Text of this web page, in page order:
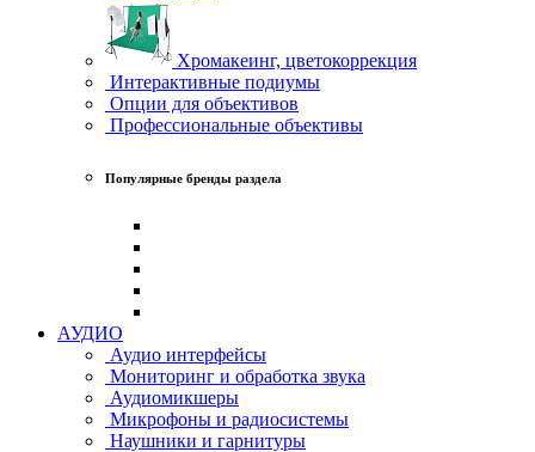
Хромакеинг, цветокоррекция
Интерактивные подиумы
Опции для объективов
Профессиональные объективы
Популярные бренды раздела
АУДИО
Аудио интерфейсы
Мониторинг и обработка звука
Аудиомикшеры
Микрофоны и радиосистемы
Наушники и гарнитуры